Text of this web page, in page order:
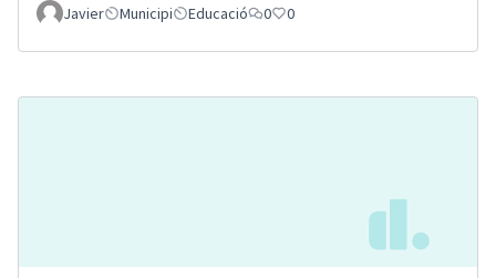
Javier
Municipi Educació 0 0